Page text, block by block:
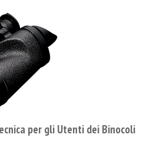
per gli Utenti dei Binocoli